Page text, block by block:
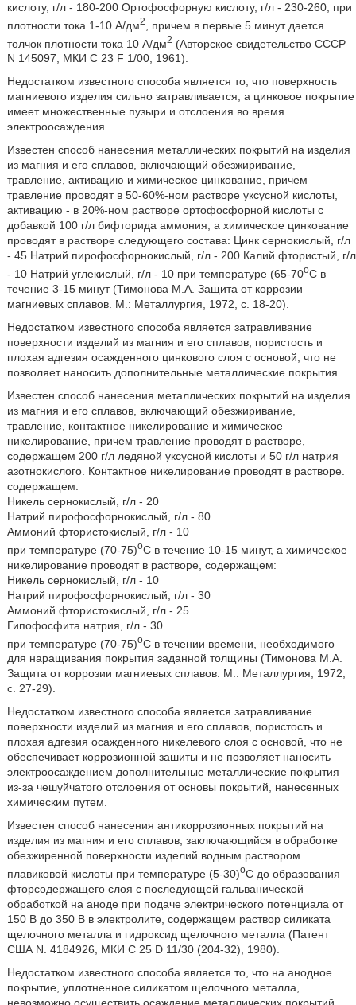
кислоту, г/л - 180-200 Ортофосфорную кислоту, г/л - 230-260, при
плотности тока 1-10 А/дм2
, причем в первые 5 минут дается
толчок плотности тока 10 А/дм2 (Авторское свидетельство СССР
N 145097, МКИ C 23 F 1/00, 1961).
Недостатком известного способа является то, что поверхность
магниевого изделия сильно затравливается, а цинковое покрытие
имеет множественные пузыри и отслоения во время
электроосаждения.
Известен способ нанесения металлических покрытий на изделия
из магния и его сплавов, включающий обезжиривание,
травление, активацию и химическое цинкование, причем
травление проводят в 50-60%-ном растворе уксусной кислоты,
активацию - в 20%-ном растворе ортофосфорной кислоты с
добавкой 100 г/л бифторида аммония, а химическое цинкование
проводят в растворе следующего состава: Цинк сернокислый, г/л
- 45 Натрий пирофосфорнокислый, г/л - 200 Калий фтористый, г/л
- 10 Натрий углекислый, г/л - 10 при температуре (65-70oC в
течение 3-15 минут (Тимонова М.А. Защита от коррозии
магниевых сплавов. М.: Металлургия, 1972, с. 18-20).
Недостатком известного способа является затравливание
поверхности изделий из магния и его сплавов, пористость и
плохая адгезия осажденного цинкового слоя с основой, что не
позволяет наносить дополнительные металлические покрытия.
Известен способ нанесения металлических покрытий на изделия
из магния и его сплавов, включающий обезжиривание,
травление, контактное никелирование и химическое
никелирование, причем травление проводят в растворе,
содержащем 200 г/л ледяной уксусной кислоты и 50 г/л натрия
азотнокислого. Контактное никелирование проводят в растворе.
содержащем:
Никель сернокислый, г/л - 20
Натрий пирофосфорнокислый, г/л - 80
Аммоний фтористокислый, г/л - 10
при температуре (70-75)oC в течение 10-15 минут, а химическое
никелирование проводят в растворе, содержащем:
Никель сернокислый, г/л - 10
Натрий пирофосфорнокислый, г/л - 30
Аммоний фтористокислый, г/л - 25
Гипофосфита натрия, г/л - 30
при температуре (70-75)oC в течении времени, необходимого
для наращивания покрытия заданной толщины (Тимонова М.А.
Защита от коррозии магниевых сплавов. М.: Металлургия, 1972,
с. 27-29).
Недостатком известного способа является затравливание
поверхности изделий из магния и его сплавов, пористость и
плохая адгезия осажденного никелевого слоя с основой, что не
обеспечивает коррозионной зашиты и не позволяет наносить
электроосаждением дополнительные металлические покрытия
из-за чешуйчатого отслоения от основы покрытий, нанесенных
химическим путем.
Известен способ нанесения антикоррозионных покрытий на
изделия из магния и его сплавов, заключающийся в обработке
обезжиренной поверхности изделий водным раствором
плавиковой кислоты при температуре (5-30)oC до образования
фторсодержащего слоя с последующей гальванической
обработкой на аноде при подаче электрического потенциала от
150 В до 350 В в электролите, содержащем раствор силиката
щелочного металла и гидроксид щелочного металла (Патент
США N. 4184926, МКИ C 25 D 11/30 (204-32), 1980).
Недостатком известного способа является то, что на анодное
покрытие, уплотненное силикатом щелочного металла,